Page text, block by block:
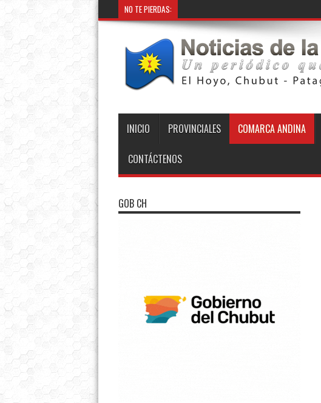
NO TE PIERDAS:
INICIO PROVINCIALES COMARCA ANDINA
CONTÁCTENOS
GOB CH